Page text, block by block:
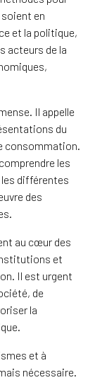
en
et la politique,
acteurs de la
Il appelle
du
consommation.
les
les différentes
des
au cœur des
et
Il est urgent
de
la
et à
nécessaire.